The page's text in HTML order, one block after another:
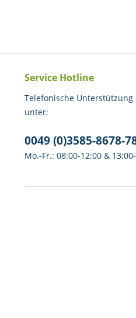
Service Hotline
Telefonische
unter:
0049 (0)3585-8678-
Mo.-Fr.: 08:00-12:00 &